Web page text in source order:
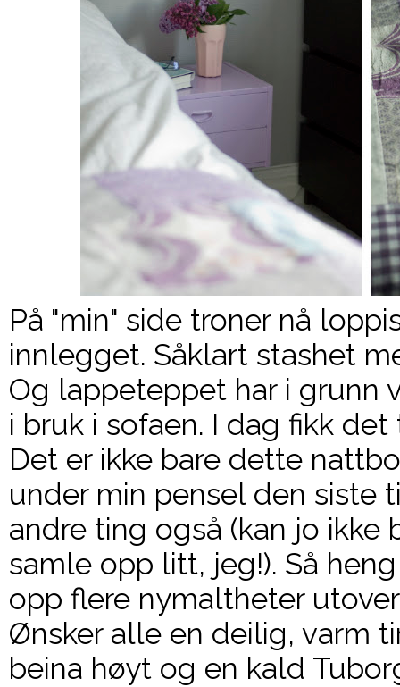
På "min" side troner nå
innlegget. Såklart stashet
Og lappeteppet har i
i bruk i sofaen. I dag fikk
Det er ikke bare dette
under min pensel den siste
andre ting også (kan jo ikke
samle opp litt, jeg!). Så
opp flere nymaltheter
Ønsker alle en deilig, varm
beina høyt og en kald